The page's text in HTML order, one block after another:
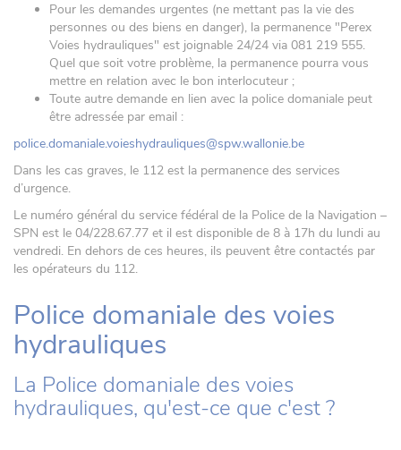
Pour les demandes urgentes (ne mettant pas la vie des
personnes ou des biens en danger), la permanence "Perex
Voies hydrauliques" est joignable 24/24 via 081 219 555.
Quel que soit votre problème, la permanence pourra vous
mettre en relation avec le bon interlocuteur ;
Toute autre demande en lien avec la police domaniale peut
être adressée par email :
police.domaniale.voieshydrauliques@spw.wallonie.be
Dans les cas graves, le 112 est la permanence des services
d’urgence.
Le numéro général du service fédéral de la Police de la Navigation –
SPN est le 04/228.67.77 et il est disponible de 8 à 17h du lundi au
vendredi. En dehors de ces heures, ils peuvent être contactés par
les opérateurs du 112.
Police domaniale des voies
hydrauliques
La Police domaniale des voies
hydrauliques, qu'est-ce que c'est ?